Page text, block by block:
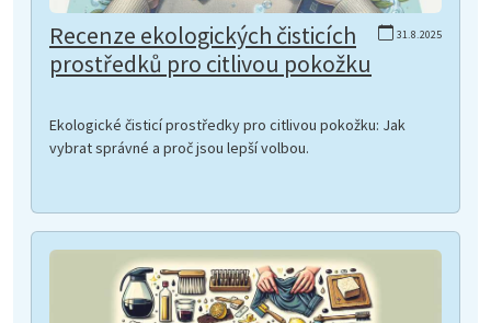
31.8.2025
Recenze ekologických čisticích
prostředků pro citlivou pokožku
Ekologické čisticí prostředky pro citlivou pokožku: Jak
vybrat správné a proč jsou lepší volbou.